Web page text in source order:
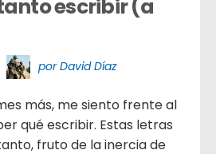
escribir (a
por David Díaz
más, me siento frente al
qué escribir. Estas letras
fruto de la inercia de